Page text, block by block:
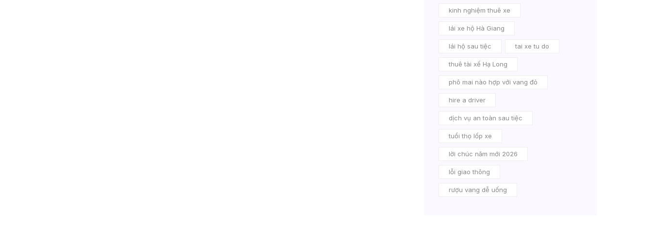
kinh nghiệm thuê xe
lái xe hộ Hà Giang
lái hộ sau tiệc tai xe tu do
thuê tài xế Hạ Long
phô mai nào hợp với vang đỏ
hire a driver
dịch vụ an toàn sau tiệc
tuổi thọ lốp xe
lời chúc năm mới 2026
lỗi giao thông
rượu vang dễ uống